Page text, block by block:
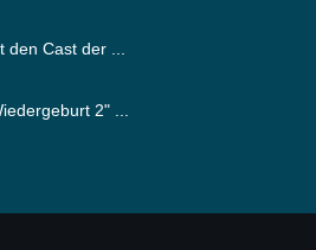
Cast der ...
2" ...